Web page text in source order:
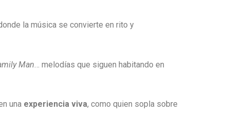
la música se convierte en rito y
Man … melodías que siguen habitando en
una experiencia viva, como quien sopla sobre